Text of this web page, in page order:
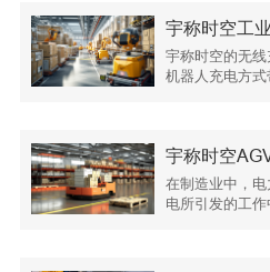
宇称时空工
电解决方案
宇称时空的无
机器人充电方
空不仅推动了
展，也为智能
活力。未来，
新，致力于为全
宇称时空
的无线充电
在制造业中，
电所引发的工